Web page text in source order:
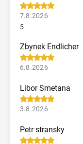
7.8.2026
5
Zbynek Endlicher
6.8.2026
Libor Smetana
3.8.2026
Petr stransky